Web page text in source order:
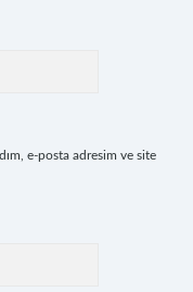
e-posta adresim ve site